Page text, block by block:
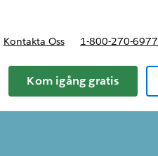
Kontakta Oss 1-800-270-6977
Kom igång gratis